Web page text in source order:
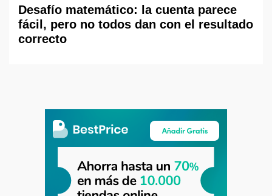
Desafío matemático: la cuenta parece
fácil, pero no todos dan con el resultado
correcto